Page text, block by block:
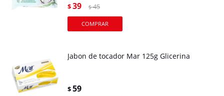
$39 $ 45
Jabon de tocador Mar 125g Glicerina
$59